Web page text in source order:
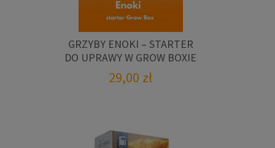
GRZYBY ENOKI – STARTER
DO UPRAWY W GROW BOXIE
29,00 zł